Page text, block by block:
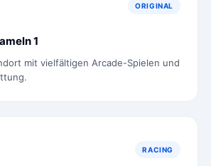
ORIGINAL
1
mit vielfältigen Arcade-Spielen und
RACING